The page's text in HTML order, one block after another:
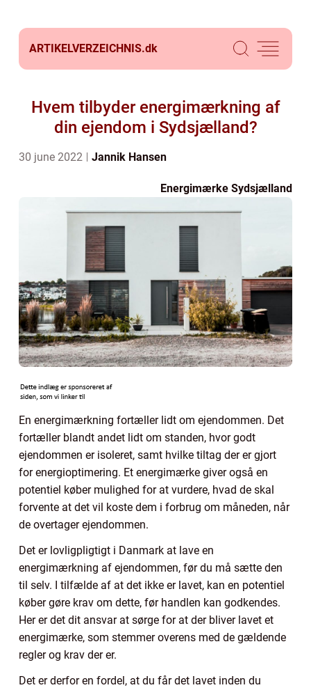
ARTIKELVERZEICHNIS.dk
Hvem tilbyder energimærkning af
din ejendom i Sydsjælland?
30 june 2022 Jannik Hansen
Energimærke Sydsjælland
En energimærkning fortæller lidt om ejendommen. Det
fortæller blandt andet lidt om standen, hvor godt
ejendommen er isoleret, samt hvilke tiltag der er gjort
for energioptimering. Et energimærke giver også en
potentiel køber mulighed for at vurdere, hvad de skal
forvente at det vil koste dem i forbrug om måneden, når
de overtager ejendommen.
Det er lovligpligtigt i Danmark at lave en
energimærkning af ejendommen, før du må sætte den
til selv. I tilfælde af at det ikke er lavet, kan en potentiel
køber gøre krav om dette, før handlen kan godkendes.
Her er det dit ansvar at sørge for at der bliver lavet et
energimærke, som stemmer overens med de gældende
regler og krav der er.
Det er derfor en fordel, at du får det lavet inden du